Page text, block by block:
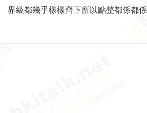
界級都幾乎樣樣齊下所以點整都係都